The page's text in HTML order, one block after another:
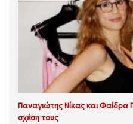
Παναγιώτης Νίκας και Φαίδρα
σχέση τους